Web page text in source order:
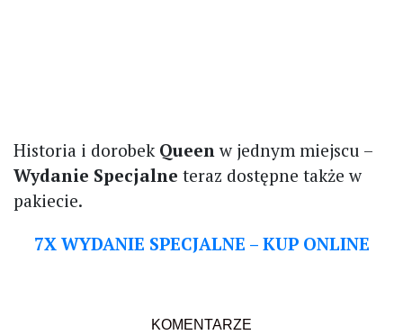
Historia i dorobek Queenw jednym miejscu –
Wydanie Specjalne teraz dostępne także w
pakiecie.
7X WYDANIE SPECJALNE – KUP ONLINE
KOMENTARZE